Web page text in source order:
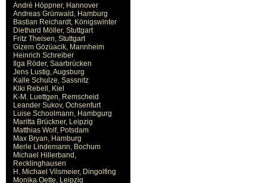
André Höppner, Hannover
Andreas Grünwald, Hamburg
Bastian Reichardt, Königswinter
Diethard Möller, Stuttgart
Fritz Theisen, Stuttgart
Gizem Gözüacik, Mannheim
Heinrich Schreiber
Ilga Röder, Saarbrücken
Jens Lustig, Augsburg
Kalle Schulze, Sassnitz
Kiki Rebell, Kiel
K-M. Luettgen, Remscheid
Leander Sukov, Ochsenfurt
Luise Schoolmann, Hambgurg
Maritta Brückner, Leipzig
Matthias Wolf, Potsdam
Max Bryan, Hamburg
Merle Lindemann, Bochum
Michael Hillerband,
Recklinghausen
H. Michael Vilsmeier, Dingolfing
Monika Oette, Leipzig